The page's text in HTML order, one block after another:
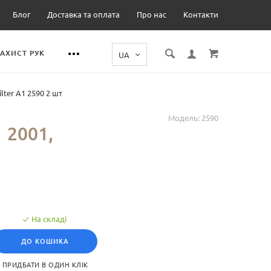
Блог Доставка та оплата Про нас Контакти
РУК
А1 2590 2 шт
Модель: 2590
2001,
На складі
ДО КОШИКА
ПРИДБАТИ В ОДИН КЛІК